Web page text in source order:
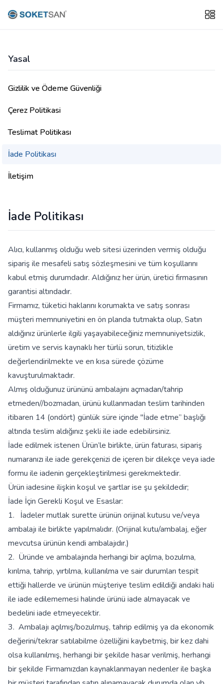
Yasal
Gizlilik ve Ödeme Güvenliği
Çerez Politikasi
Teslimat Politikası
İade Politikası
İletişim
İade Politikası
Alıcı, kullanmış olduğu web sitesi üzerinden vermiş olduğu
sipariş ile mesafeli satış sözleşmesini ve tüm koşullarını
kabul etmiş durumdadır. Aldığınız her ürün, üretici firmasının
garantisi altındadır.
Firmamız, tüketici haklarını korumakta ve satış sonrası
müşteri memnuniyetini en ön planda tutmakta olup, Satın
aldığınız ürünlerle ilgili yaşayabileceğiniz memnuniyetsizlik,
üretim ve servis kaynaklı her türlü sorun, titizlikle
değerlendirilmekte ve en kısa sürede çözüme
kavuşturulmaktadır.
Almış olduğunuz ürününü ambalajını açmadan/tahrip
etmeden//bozmadan, ürünü kullanmadan teslim tarihinden
itibaren 14 (ondört) günlük süre içinde "İade etme” başlığı
altında teslim aldığınız şekli ile iade edebilirsiniz.
İade edilmek istenen Ürün’le birlikte, ürün faturası, sipariş
numaranızı ile iade gerekçenizi de içeren bir dilekçe veya iade
formu ile iadenin gerçekleştirilmesi gerekmektedir.
Ürün iadesine ilişkin koşul ve şartlar ise şu şekildedir;
İade İçin Gerekli Koşul ve Esaslar:
1. İadeler mutlak surette ürünün orijinal kutusu ve/veya
ambalajı ile birlikte yapılmalıdır. (Orijinal kutu/ambalaj, eğer
mevcutsa ürünün kendi ambalajıdır.)
2. Üründe ve ambalajında herhangi bir açılma, bozulma,
kırılma, tahrip, yırtılma, kullanılma ve sair durumları tespit
ettiği hallerde ve ürünün müşteriye teslim edildiği andaki hali
ile iade edilememesi halinde ürünü iade almayacak ve
bedelini iade etmeyecektir.
3. Ambalajı açılmış/bozulmuş, tahrip edilmiş ya da ekonomik
değerini/tekrar satılabilme özelliğini kaybetmiş, bir kez dahi
olsa kullanılmış, herhangi bir şekilde hasar verilmiş, herhangi
bir şekilde Firmamızdan kaynaklanmayan nedenler ile başka